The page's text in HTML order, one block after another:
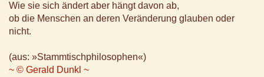
Wie sie sich ändert aber hängt davon ab,
ob die Menschen an deren Veränderung glauben oder
nicht.
(aus: »Stammtischphilosophen«)
~ © Gerald Dunkl ~